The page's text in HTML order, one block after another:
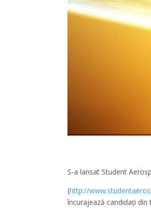
S-a lansat Student
(http://
încurajează candidați din